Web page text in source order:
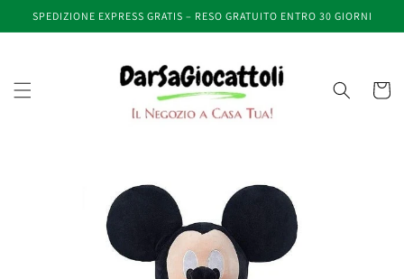
direttamente
ai contenuti
SPEDIZIONE EXPRESS GRATIS – RESO GRATUITO ENTRO 30 GIORNI
Carrello